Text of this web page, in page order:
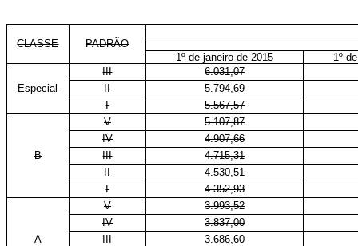
PADRÃO
CLASSE
1º de janeiro de 2015
1º
III
6.031,07
Especial
II
5.794,69
I
5.567,57
V
5.107,87
IV
4.907,66
B
III
4.715,31
II
4.530,51
I
4.352,93
V
3.993,52
IV
3.837,00
A
III
3.686,60